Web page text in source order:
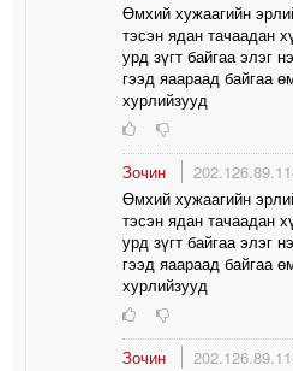
Өмхий хужаагийн
тэсэн ядан тачаадан
урд зүгт байгаа элэг
гээд яаараад байгаа
хурлийзууд
Зочин
Өмхий хужаагийн
тэсэн ядан тачаадан
урд зүгт байгаа элэг
гээд яаараад байгаа
хурлийзууд
Зочин